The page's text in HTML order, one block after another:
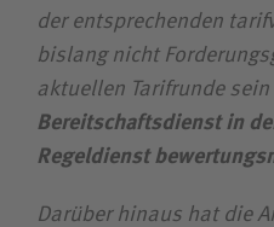
der entsprechenden
bislang nicht
aktuellen Tarifrunde
Bereit­schaftsdienst in
Regeldienst
Darüber hinaus hat die